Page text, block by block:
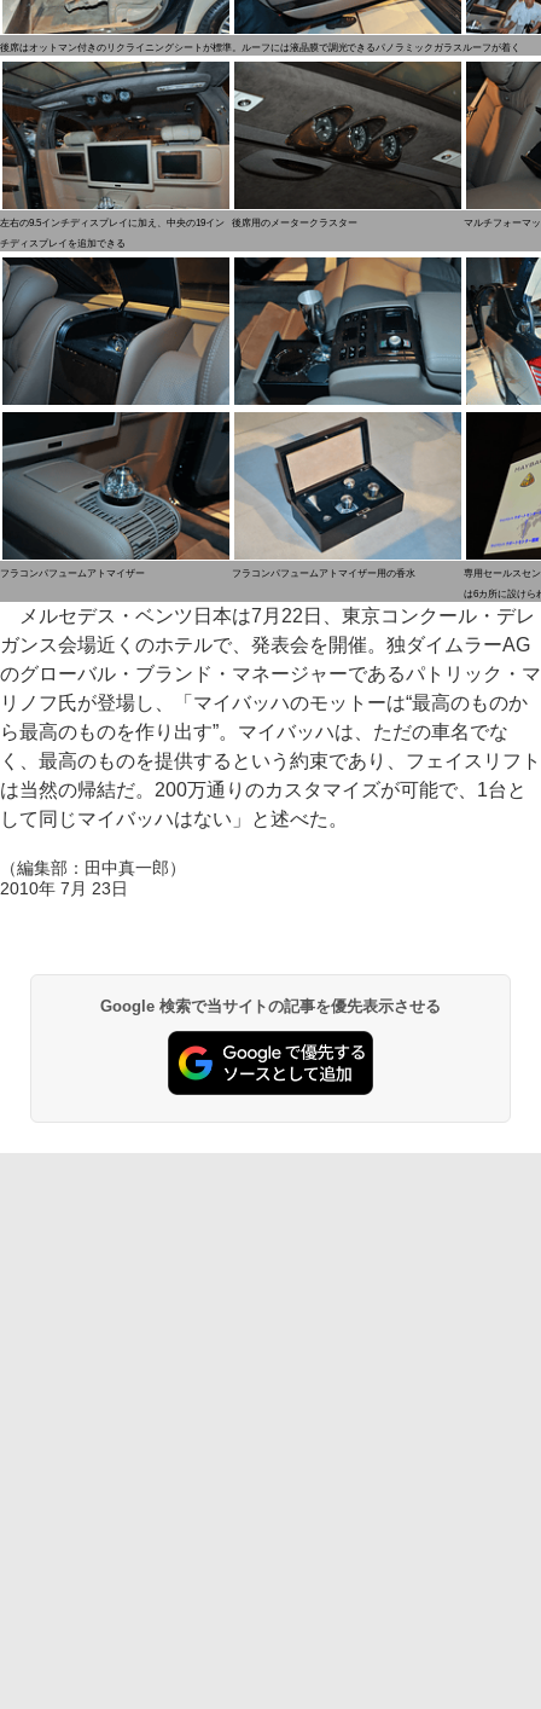
後席はオットマン付きのリクライニングシートが標準。ルーフには液晶膜で調光できるパノラミックガラスルーフが着く
左右の9.5インチディスプレイに加え、中央の19イン
チディスプレイを追加できる
後席用のメータークラスター マルチフォーマ
フラコンパフュームアトマイザー フラコンパフュームアトマイザー用の香水
専用セールスセ
は6カ所に設けら
メルセデス・ベンツ日本は7月22日、東京コンクール・デレ
ガンス会場近くのホテルで、発表会を開催。独ダイムラーAG
のグローバル・ブランド・マネージャーであるパトリック・マ
リノフ氏が登場し、「マイバッハのモットーは“最高のものか
ら最高のものを作り出す”。マイバッハは、ただの車名でな
く、最高のものを提供するという約束であり、フェイスリフト
は当然の帰結だ。200万通りのカスタマイズが可能で、1台と
して同じマイバッハはない」と述べた。
（編集部：田中真一郎）
2010年 7月 23日
Google 検索で当サイトの記事を優先表示させる